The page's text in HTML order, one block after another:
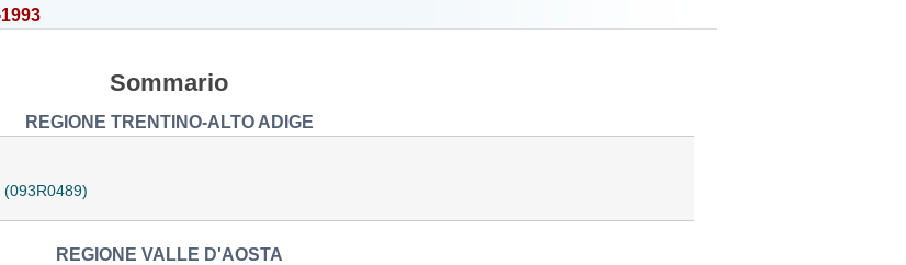
Sommario
REGIONE TRENTINO-ALTO ADIGE
(093R0489)
REGIONE VALLE D'AOSTA